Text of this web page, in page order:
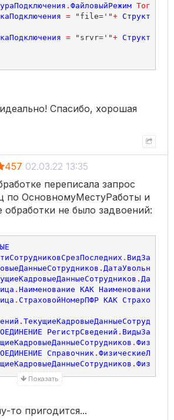
. ФайловыйРежим Тогда
= "file='"+
= "srvr='"+
Спасибо, хорошая
457 02.03.22 13:35
переписала запрос
по ОсновномуМестуРаботы и
обработки не было задвоений:
.
. ДатаУвольнения
.
. Наименование КАК Наименование
. СтраховойНомерПФР КАК
. ТекущиеКадровыеДанныеСотрудников
РегистрСведений .
.
Справочник . ФизическиеЛица
.
Показать
то пригодится...